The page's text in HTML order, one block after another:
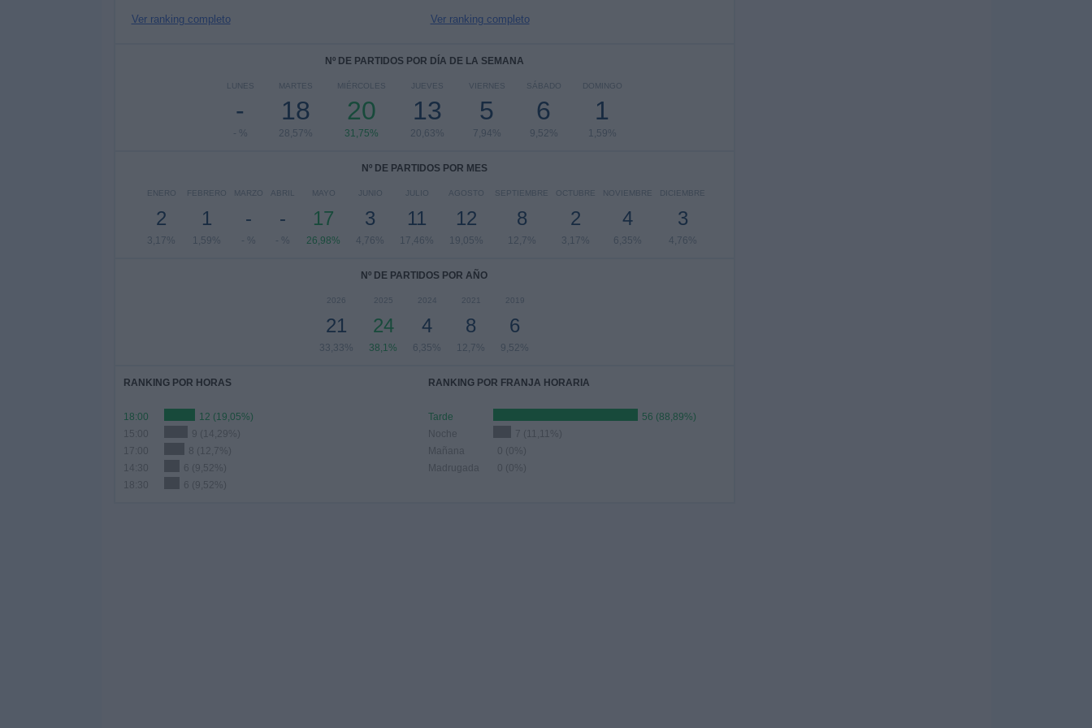
Ver ranking completo Ver ranking completo
Nº DE PARTIDOS POR DÍA DE LA SEMANA
LUNES
-
- %
MARTES
18
28,57%
MIÉRCOLES
20
31,75%
JUEVES
13
20,63%
VIERNES
5
7,94%
SÁBADO
6
9,52%
DOMINGO
1
1,59%
Nº DE PARTIDOS POR MES
ENERO
2
3,17%
FEBRERO
1
1,59%
MARZO
-
- %
ABRIL
-
- %
MAYO
17
26,98%
JUNIO
3
4,76%
JULIO
11
17,46%
AGOSTO
12
19,05%
SEPTIEMBRE
8
12,7%
OCTUBRE
2
3,17%
NOVIEMBRE
4
6,35%
DICIEMBRE
3
4,76%
Nº DE PARTIDOS POR AÑO
2026
21
33,33%
2025
24
38,1%
2024
4
6,35%
2021
8
12,7%
2019
6
9,52%
RANKING POR HORAS
18:00
12 (19,05%)
15:00
9 (14,29%)
17:00
8 (12,7%)
14:30
6 (9,52%)
18:30
6 (9,52%)
RANKING POR FRANJA HORARIA
Tarde
56 (88,89%)
Noche
7 (11,11%)
Mañana
0 (0%)
Madrugada
0 (0%)